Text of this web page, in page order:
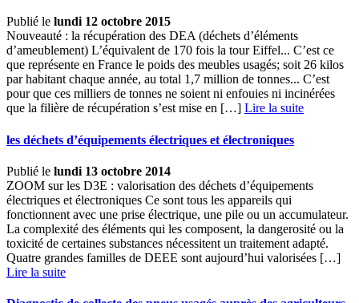
Publié le lundi 12 octobre 2015
Nouveauté : la récupération des DEA (déchets d’éléments
d’ameublement) L’équivalent de 170 fois la tour Eiffel... C’est ce
que représente en France le poids des meubles usagés; soit 26 kilos
par habitant chaque année, au total 1,7 million de tonnes... C’est
pour que ces milliers de tonnes ne soient ni enfouies ni incinérées
que la filière de récupération s’est mise en […] ­ Lire la suite
les déchets d’équipements électriques et électroniques
Publié le lundi 13 octobre 2014
ZOOM sur les D3E : valorisation des déchets d’équipements
électriques et électroniques Ce sont tous les appareils qui
fonctionnent avec une prise électrique, une pile ou un accumulateur.
La complexité des éléments qui les composent, la dangerosité ou la
toxicité de certaines substances nécessitent un traitement adapté.
Quatre grandes familles de DEEE sont aujourd’hui valorisées […] ­
Lire la suite